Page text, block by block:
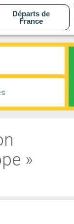
Départs de
France
»